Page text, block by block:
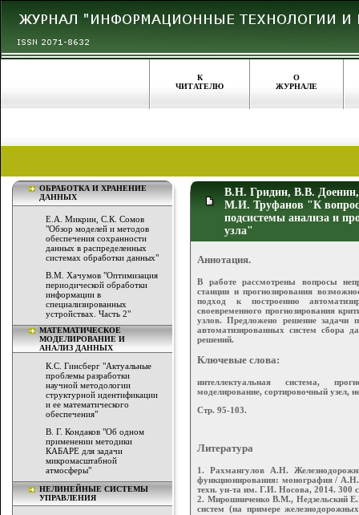
К
ЧИТАТЕЛЮ
О
ЖУРНАЛЕ
ОБРАБОТКА И ХРАНЕНИЕ
ДАННЫХ
Е.А. Микрин, С.К. Сомов
"Обзор моделей и методов
обеспечения сохранности
данных в распределенных
системах обработки данных"
В.М. Хачумов "Оптимизация
периодической обработки
информации в
специализированных
устройствах. Часть 2"
МАТЕМАТИЧЕСКОЕ
МОДЕЛИРОВАНИЕ И
АНАЛИЗ ДАННЫХ
К.С. Гинсберг "Актуальные
проблемы разработки
научной методологии
структурной идентификации
и ее математического
обеспечения"
В. Г. Кондаков "Об одном
применении методики
КАБАРЕ для задачи
микромасштабной
атмосферы"
НЕЛИНЕЙНЫЕ СИСТЕМЫ
УПРАВЛЕНИЯ
В.Н. Гридин, В.В.
М.И. Труфанов "К
подсистемы анализа и
узла"
Аннотация.
В работе рассмотрены вопросы
станции и прогнозирования
подход к построению
своевременного прогнозирования
узлов. Предложено решение задачи
автоматизированных систем сбора
решений.
Ключевые слова:
интеллектуальная система,
моделирование, сортировочный узел,
Стр. 95-103.
Литература
1. Рахмангулов А.Н.
функционирования: монография /
техн. ун-та им. Г.И. Носова, 2014. 300
2. Мирошниченко В.М., Недзельский
систем (на примере